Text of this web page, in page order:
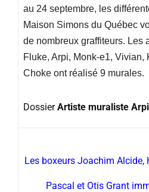
au 24 septembre, les
Maison Simons du Québec
de nombreux graffiteurs. Les
Fluke, Arpi, Monk-e1, Vivian,
Choke ont réalisé 9 murales.
DossierArtiste muraliste
Les boxeurs Joachim Alcide,
Pascal et Otis Grant